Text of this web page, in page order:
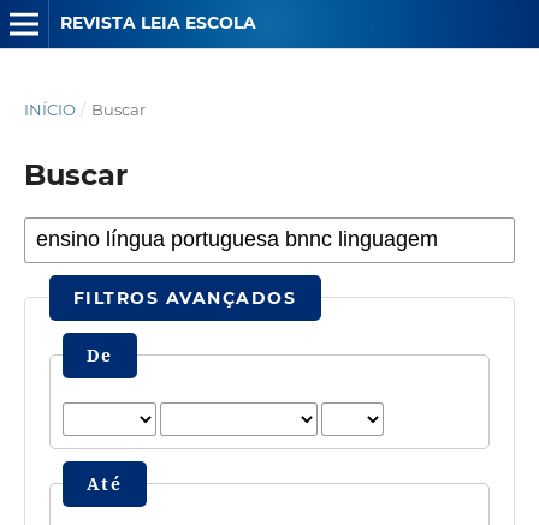
REVISTA LEIA ESCOLA
INÍCIO / Buscar
Buscar
FILTROS AVANÇADOS
De
Até